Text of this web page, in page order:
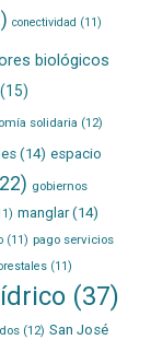
conectividad (11)
biológicos
(15)
solidaria (12)
(14) espacio
gobiernos
manglar(14)
(11) pago servicios
(11)
(37)
(12) San José